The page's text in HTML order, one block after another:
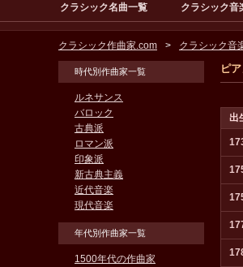
クラシック名曲一覧 クラシック音
クラシック作曲家.com クラシック音
ピ
出
時代別作曲家一覧
ルネサンス
バロック
古典派
ロマン派
印象派
新古典主義
近代音楽
現代音楽
年代別作曲家一覧
1500年代の作曲家